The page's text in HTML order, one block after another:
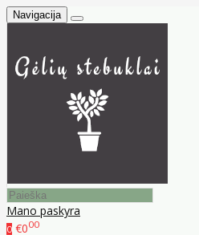
Navigacija
Mano paskyra
0 €000